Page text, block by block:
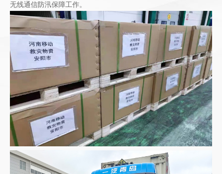
无线通信防汛保障工作。